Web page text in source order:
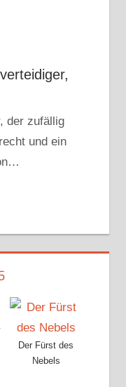
der zufällig
und ein
Der Fürst des
Nebels